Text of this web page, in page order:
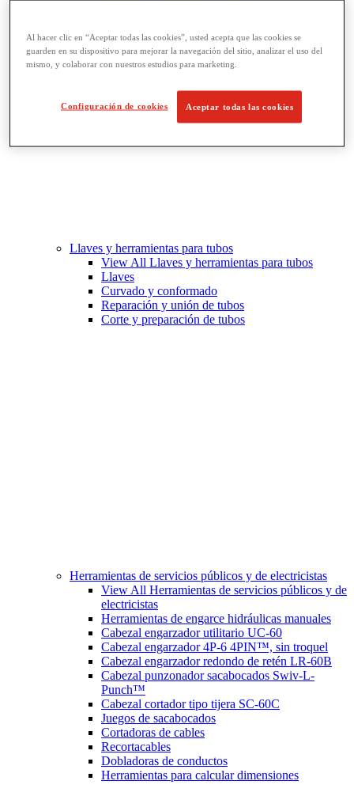
Llaves y herramientas para tubos
View All Llaves y herramientas para tubos
Llaves
Curvado y conformado
Reparación y unión de tubos
Corte y preparación de tubos
Herramientas de servicios públicos y de electricistas
View All Herramientas de servicios públicos y de
electricistas
Herramientas de engarce hidráulicas manuales
Cabezal engarzador utilitario UC-60
Cabezal engarzador 4P-6 4PIN™, sin troquel
Cabezal engarzador redondo de retén LR-60B
Cabezal punzonador sacabocados Swiv-L-
Punch™
Cabezal cortador tipo tijera SC-60C
Juegos de sacabocados
Cortadoras de cables
Recortacables
Dobladoras de conductos
Herramientas para calcular dimensiones
Al hacer clic en “Aceptar todas las cookies”, usted acepta que las cookies se
guarden en su dispositivo para mejorar la navegación del sitio, analizar el uso del
mismo, y colaborar con nuestros estudios para marketing.
Configuración de cookies Aceptar todas las cookies